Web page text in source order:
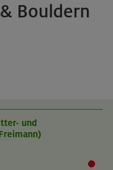
Bouldern
und